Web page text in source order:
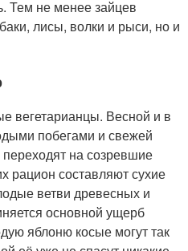
Тем не менее зайцев
лисы, волки и рыси, но и
вегетарианцы. Весной и в
побегами и свежей
на созревшие
рацион составляют сухие
ветви древесных и
основной ущерб
яблоню косые могут так